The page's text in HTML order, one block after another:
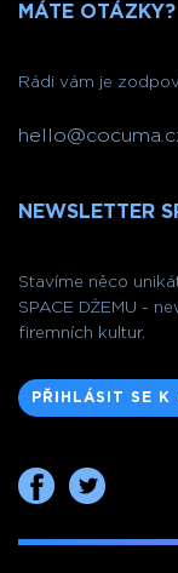
MÁTE OTÁZKY?
Rádi vám je
NEWSLETTER
Stavíme něco
SPACE DŽEMU -
firemních kultur.
PŘIHLÁSIT SE K